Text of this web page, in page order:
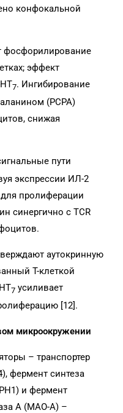
конфокальной
фосфорилирование
эффект
7. Ингибирование
(PCPA)
снижая
пути
экспрессии ИЛ‑2
пролиферации
синергично с TCR
аутокринную
Т-клеткой
7 усиливает
[12].
микроокружении
– транспортер
фермент синтеза
и фермент
А (MAO‑A) –